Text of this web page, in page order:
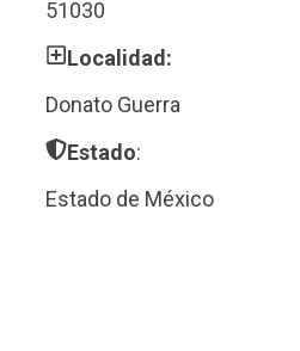
51030
Localidad:
Donato Guerra
Estado:
Estado de México